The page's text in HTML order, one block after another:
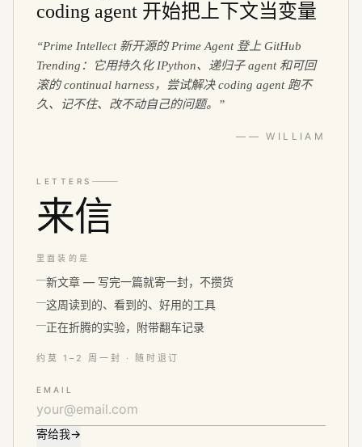
coding agent 开始把上下文当变量
“Prime Intellect 新开源的 Prime Agent 登上 GitHub
Trending：它用持久化 IPython、递归子 agent 和可回
滚的 continual harness，尝试解决 coding agent 跑不
久、记不住、改不动自己的问题。
”
—— WILLIAM
LETTERS
来信
里面装的是
新文章 — 写完一篇就寄一封，不攒货
这周读到的、看到的、好用的工具
正在折腾的实验，附带翻车记录
约莫 1–2 周一封 · 随时退订
EMAIL
寄给我→